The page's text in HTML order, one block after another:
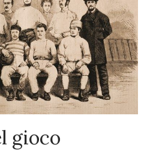
gioco